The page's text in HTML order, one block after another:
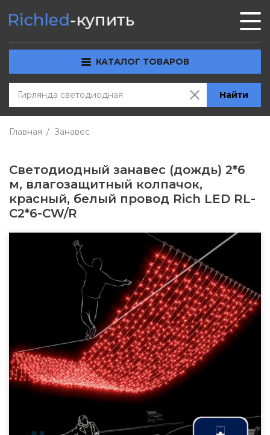
КАТАЛОГ ТОВАРОВ
Найти
Главная Занавес
Светодиодный занавес (дождь) 2*6
м, влагозащитный колпачок,
красный, белый провод Rich LED RL-
C2*6-CW/R